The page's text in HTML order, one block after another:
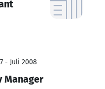
- Juli 2008
Manager